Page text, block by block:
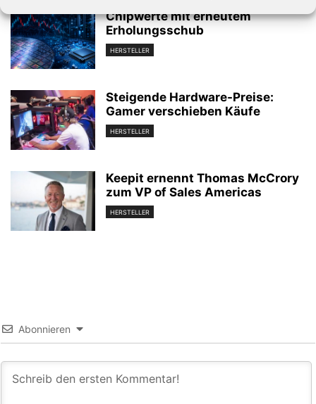
Chipwerte mit erneutem
Erholungsschub
HERSTELLER
Steigende Hardware-Preise:
Gamer verschieben Käufe
HERSTELLER
Keepit ernennt Thomas McCrory
zum VP of Sales Americas
HERSTELLER
Abonnieren